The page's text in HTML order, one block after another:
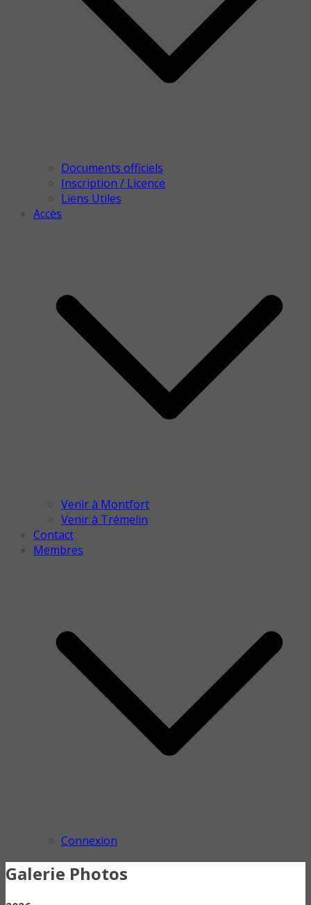
Documents officiels
Inscription / Licence
Liens Utiles
Accès
Venir à Montfort
Venir à Trémelin
Contact
Membres
Connexion
Galerie Photos